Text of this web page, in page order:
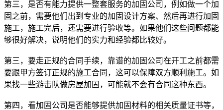
第三，是否有能力提供一整套服务的加固公司，例如做一个加
固之前，需要他们出到专业的加固设计方案、然后再进行加固
施工，施工完后，还需要进行验收等。如果他们这些问题都能
够很好解决，说明他们的实力和经验都比较好。
第三，要走正规的合同手续，靠谱的加固公司在开工之前都需
要跟甲方签订正规的施工合同，这可以保障双方顺利施工。如
果找一些游击队做房屋加固，可能就不会有合同这种东西。
第四，看加固公司是否能够提供加固材料的相关质量证书等，